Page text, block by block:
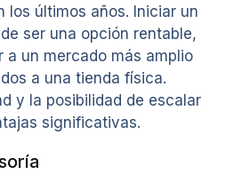
los últimos años. Iniciar un
ser una opción rentable,
a un mercado más amplio
a una tienda física.
y la posibilidad de escalar
significativas.